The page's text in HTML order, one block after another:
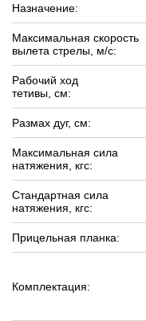
Назначение:
Максимальная скорость
вылета стрелы, м/c:
Рабочий ход
тетивы, см:
Размах дуг, см:
Максимальная сила
натяжения, кгс:
Стандартная сила
натяжения, кгс:
Прицельная планка:
Комплектация: